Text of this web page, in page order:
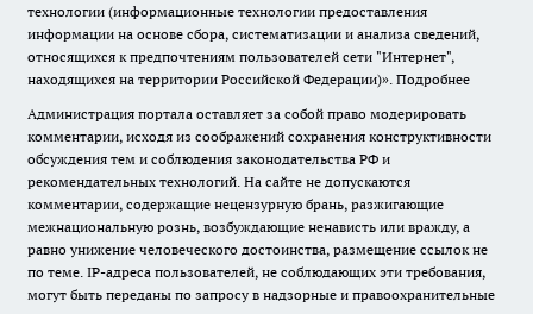
технологии (информационные технологии предоставления
информации на основе сбора, систематизации и анализа сведений,
относящихся к предпочтениям пользователей сети "Интернет",
находящихся на территории Российской Федерации)». Подробнее
Администрация портала оставляет за собой право модерировать
комментарии, исходя из соображений сохранения конструктивности
обсуждения тем и соблюдения законодательства РФ и
рекомендательных технологий. На сайте не допускаются
комментарии, содержащие нецензурную брань, разжигающие
межнациональную рознь, возбуждающие ненависть или вражду, а
равно унижение человеческого достоинства, размещение ссылок не
по теме. IP-адреса пользователей, не соблюдающих эти требования,
могут быть переданы по запросу в надзорные и правоохранительные